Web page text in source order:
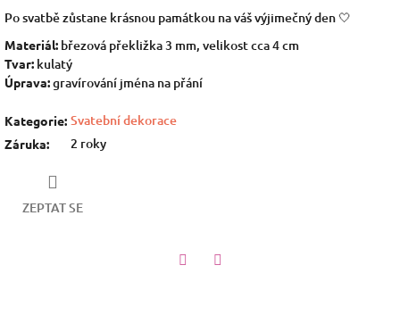
Po svatbě zůstane krásnou památkou na váš výjimečný den 🤍
Materiál: březová překližka 3 mm, velikost cca 4 cm
Tvar: kulatý
Úprava:gravírování jména na přání
Kategorie: Svatební dekorace
Záruka: 2 roky
ZEPTAT SE